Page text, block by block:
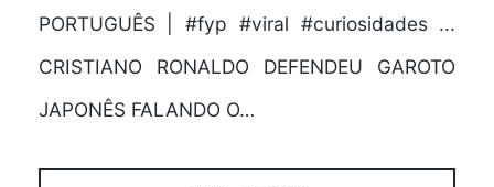
PORTUGUÊS | #fyp #viral #curiosidades ...
CRISTIANO RONALDO DEFENDEU GAROTO
JAPONÊS FALANDO O…